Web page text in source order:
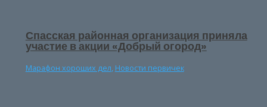
Спасская районная организация приняла
участие в акции «Добрый огород»
Марафон хороших дел, Новости первичек